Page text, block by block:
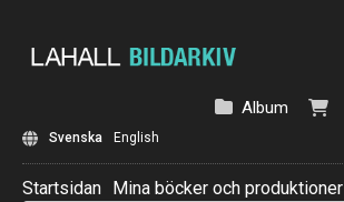
Album
Svenska English
Startsidan Mina böcker och produktioner